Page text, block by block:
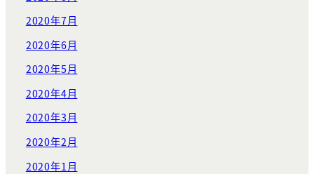
2020年7月
2020年6月
2020年5月
2020年4月
2020年3月
2020年2月
2020年1月